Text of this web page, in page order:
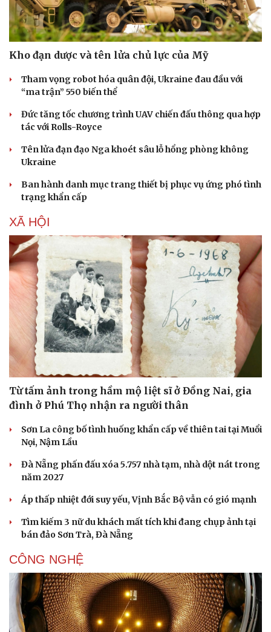
Dinh dưỡng - món ngon
Cây thuốc
Sản phụ khoa
Nhi khoa
Nam khoa
Làm đẹp - giảm cân
Phòng mạch online
Ăn sạch sống khỏe
Nhà đẹp
Tình yêu - Gia đình
Kho đạn dược và tên lửa chủ lực của Mỹ
Tham vọng robot hóa quân đội, Ukraine đau đầu với
“ma trận” 550 biến thể
Đức tăng tốc chương trình UAV chiến đấu thông qua hợp
tác với Rolls-Royce
Tên lửa đạn đạo Nga khoét sâu lỗ hổng phòng không
Ukraine
Ban hành danh mục trang thiết bị phục vụ ứng phó tình
trạng khẩn cấp
XÃ HỘI
Từ tấm ảnh trong hầm mộ liệt sĩ ở Đồng Nai, gia
đình ở Phú Thọ nhận ra người thân
Sơn La công bố tình huống khẩn cấp về thiên tai tại Muổi
Nọi, Nậm Lầu
Đà Nẵng phấn đấu xóa 5.757 nhà tạm, nhà dột nát trong
năm 2027
Áp thấp nhiệt đới suy yếu, Vịnh Bắc Bộ vẫn có gió mạnh
Tìm kiếm 3 nữ du khách mất tích khi đang chụp ảnh tại
bán đảo Sơn Trà, Đà Nẵng
CÔNG NGHỆ